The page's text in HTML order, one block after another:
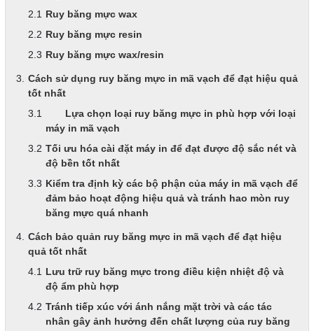
Ruy băng mực wax
Ruy băng mực resin
Ruy băng mực wax/resin
Cách sử dụng ruy băng mực in mã vạch để đạt hiệu quả
tốt nhất
Lựa chọn loại ruy băng mực in phù hợp với loại
máy in mã vạch
Tối ưu hóa cài đặt máy in để đạt được độ sắc nét và
độ bền tốt nhất
Kiểm tra định kỳ các bộ phận của máy in mã vạch để
đảm bảo hoạt động hiệu quả và tránh hao mòn ruy
băng mực quá nhanh
Cách bảo quản ruy băng mực in mã vạch để đạt hiệu
quả tốt nhất
Lưu trữ ruy băng mực trong điều kiện nhiệt độ và
độ ẩm phù hợp
Tránh tiếp xúc với ánh nắng mặt trời và các tác
nhân gây ảnh hưởng đến chất lượng của ruy băng